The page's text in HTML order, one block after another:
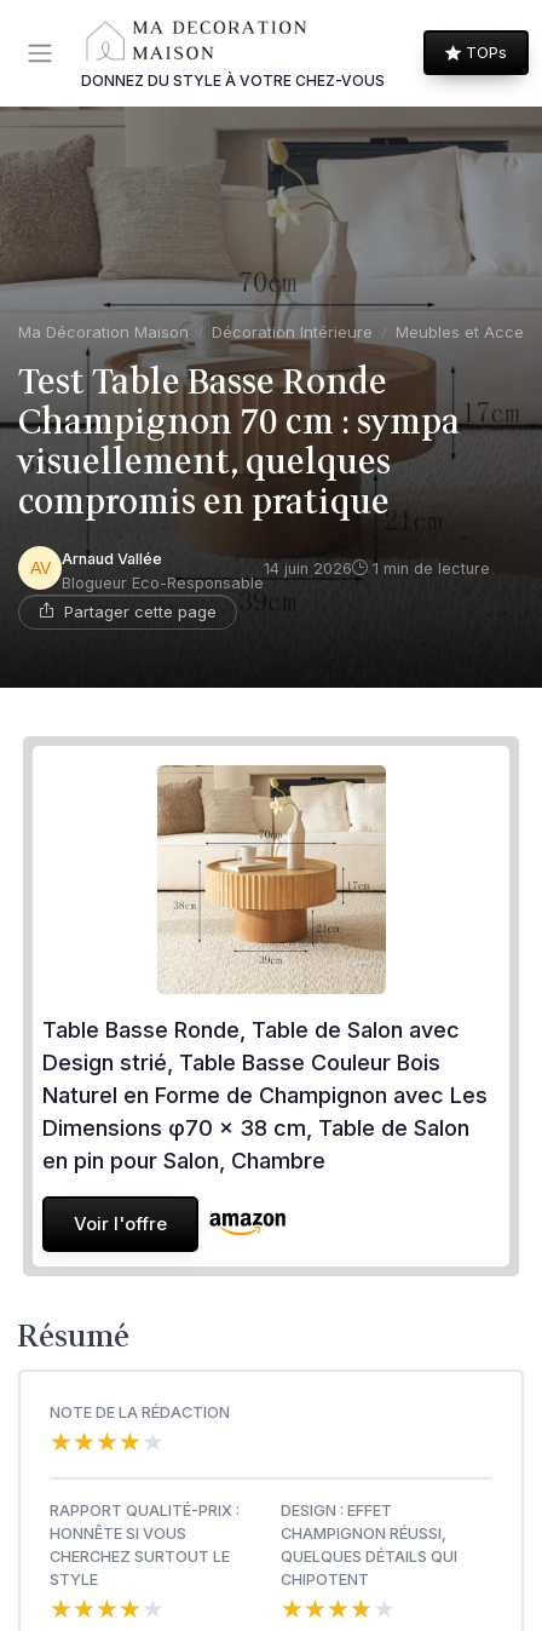
DONNEZ DU STYLE À VOTRE CHEZ-VOUS
TOPs
Ma Décoration Maison Décoration Intérieure Meubles et
Test Table Basse Ronde
Champignon 70 cm : sympa
visuellement, quelques
compromis en pratique
Arnaud Vallée
Blogueur Eco-Responsable
14 juin 2026 1 min de lecture
Partager cette page
Table Basse Ronde, Table de Salon avec
Design strié, Table Basse Couleur Bois
Naturel en Forme de Champignon avec Les
Dimensions φ70 × 38 cm, Table de Salon
en pin pour Salon, Chambre
Voir l'offre
Résumé
NOTE DE LA RÉDACTION
★★★★★
★★★★★
RAPPORT QUALITÉ-PRIX :
HONNÊTE SI VOUS
CHERCHEZ SURTOUT LE
STYLE
★★★★★
★★★★★
DESIGN : EFFET
CHAMPIGNON RÉUSSI,
QUELQUES DÉTAILS QUI
CHIPOTENT
★★★★★
★★★★★
Panneau de gestion des cookies